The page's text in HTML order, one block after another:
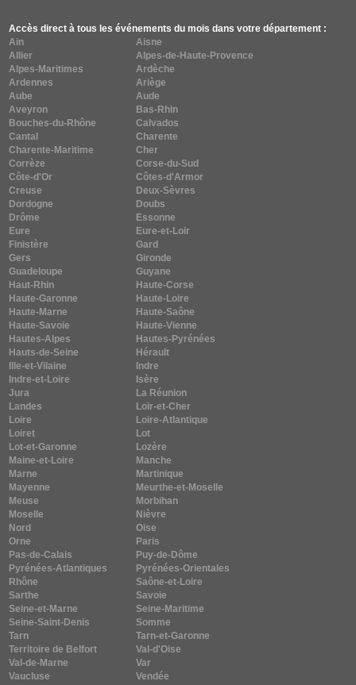
Accès direct à tous les événements du mois dans votre département :
Ain
Aisne
Allier
Alpes-de-Haute-Provence
Alpes-Maritimes
Ardèche
Ardennes
Ariège
Aube
Aude
Aveyron
Bas-Rhin
Bouches-du-Rhône
Calvados
Cantal
Charente
Charente-Maritime
Cher
Corrèze
Corse-du-Sud
Côte-d'Or
Côtes-d'Armor
Creuse
Deux-Sèvres
Dordogne
Doubs
Drôme
Essonne
Eure
Eure-et-Loir
Finistère
Gard
Gers
Gironde
Guadeloupe
Guyane
Haut-Rhin
Haute-Corse
Haute-Garonne
Haute-Loire
Haute-Marne
Haute-Saône
Haute-Savoie
Haute-Vienne
Hautes-Alpes
Hautes-Pyrénées
Hauts-de-Seine
Hérault
Ille-et-Vilaine
Indre
Indre-et-Loire
Isère
Jura
La Réunion
Landes
Loir-et-Cher
Loire
Loire-Atlantique
Loiret
Lot
Lot-et-Garonne
Lozère
Maine-et-Loire
Manche
Marne
Martinique
Mayenne
Meurthe-et-Moselle
Meuse
Morbihan
Moselle
Nièvre
Nord
Oise
Orne
Paris
Pas-de-Calais
Puy-de-Dôme
Pyrénées-Atlantiques
Pyrénées-Orientales
Rhône
Saône-et-Loire
Sarthe
Savoie
Seine-et-Marne
Seine-Maritime
Seine-Saint-Denis
Somme
Tarn
Tarn-et-Garonne
Territoire de Belfort
Val-d'Oise
Val-de-Marne
Var
Vaucluse
Vendée